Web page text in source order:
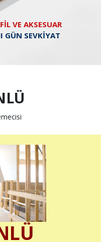
VE AKSESUAR
GÜN SEVKİYAT